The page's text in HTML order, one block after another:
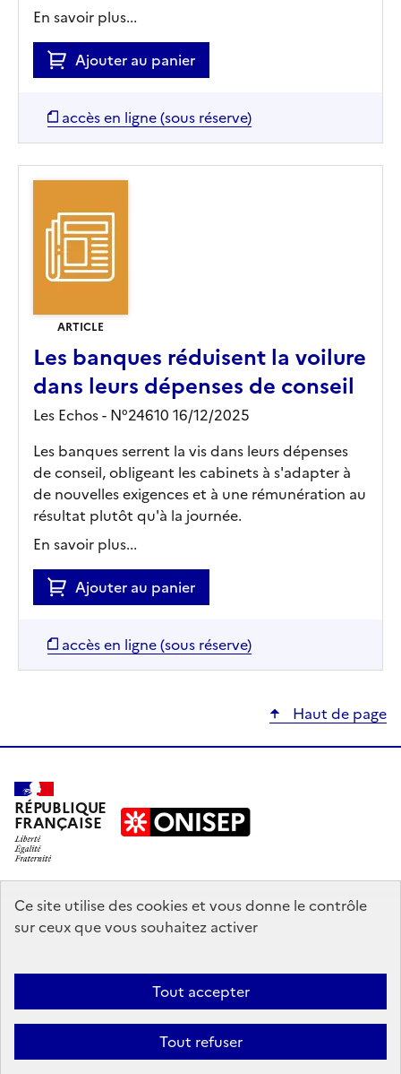
Ce site utilise des cookies et vous donne le contrôle
sur ceux que vous souhaitez activer
Tout accepter
Tout refuser
En savoir plus...
Ajouter au panier
accès en ligne (sous réserve)
ARTICLE
Les banques réduisent la voilure
dans leurs dépenses de conseil
Les Echos - N°24610 16/12/2025
Les banques serrent la vis dans leurs dépenses
de conseil, obligeant les cabinets à s'adapter à
de nouvelles exigences et à une rémunération au
résultat plutôt qu'à la journée.
En savoir plus...
Ajouter au panier
accès en ligne (sous réserve)
Haut de page
RÉPUBLIQUE
FRANÇAISE
education.gouv.fr
enseignementsup-recherche.gouv.fr
Accessibilité : partiellement conforme